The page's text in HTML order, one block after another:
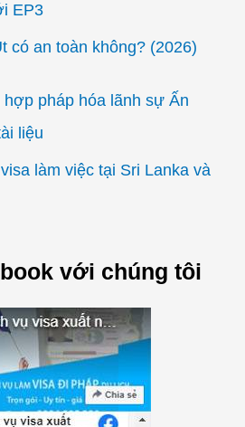
EP3
có an toàn không? (2026)
pháp hóa lãnh sự Ấn
liệu
làm việc tại Sri Lanka và
với chúng tôi